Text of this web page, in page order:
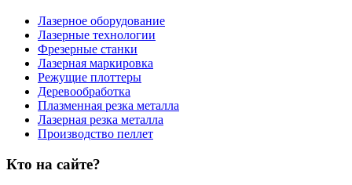
Лазерное оборудование
Лазерные технологии
Фрезерные станки
Лазерная маркировка
Режущие плоттеры
Деревообработка
Плазменная резка металла
Лазерная резка металла
Производство пеллет
Кто на сайте?